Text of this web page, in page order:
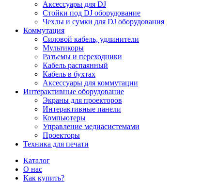
Аксессуары для DJ
Стойки под DJ оборудование
Чехлы и сумки для DJ оборудования
Коммутация
Силовой кабель, удлинители
Мультикоры
Разъемы и переходники
Кабель распаянный
Кабель в бухтах
Аксессуары для коммутации
Интерактивные оборудование
Экраны для проекторов
Интерактивные панели
Компьютеры
Управление медиасистемами
Проекторы
Техника для печати
Каталог
О нас
Как купить?